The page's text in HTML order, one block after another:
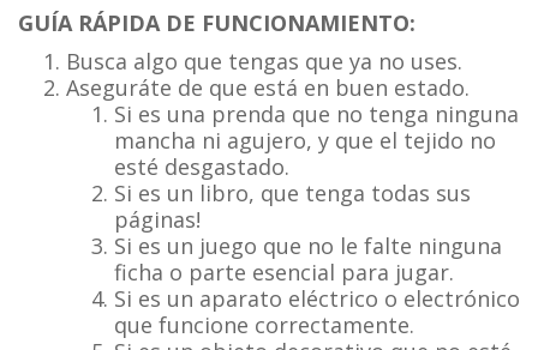
GUÍA RÁPIDA DE FUNCIONAMIENTO:
Busca algo que tengas que ya no uses.
Aseguráte de que está en buen estado.
Si es una prenda que no tenga ninguna
mancha ni agujero, y que el tejido no
esté desgastado.
Si es un libro, que tenga todas sus
páginas!
Si es un juego que no le falte ninguna
ficha o parte esencial para jugar.
Si es un aparato eléctrico o electrónico
que funcione correctamente.